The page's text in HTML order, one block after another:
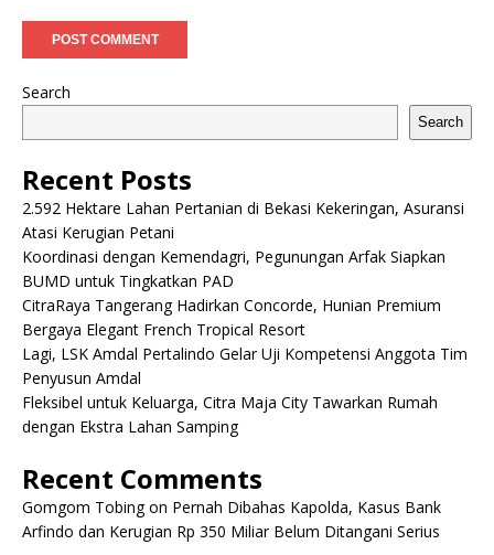
Search
Search
Recent Posts
2.592 Hektare Lahan Pertanian di Bekasi Kekeringan, Asuransi
Atasi Kerugian Petani
Koordinasi dengan Kemendagri, Pegunungan Arfak Siapkan
BUMD untuk Tingkatkan PAD
CitraRaya Tangerang Hadirkan Concorde, Hunian Premium
Bergaya Elegant French Tropical Resort
Lagi, LSK Amdal Pertalindo Gelar Uji Kompetensi Anggota Tim
Penyusun Amdal
Fleksibel untuk Keluarga, Citra Maja City Tawarkan Rumah
dengan Ekstra Lahan Samping
Recent Comments
Gomgom Tobingon Pernah Dibahas Kapolda, Kasus Bank
Arfindo dan Kerugian Rp 350 Miliar Belum Ditangani Serius